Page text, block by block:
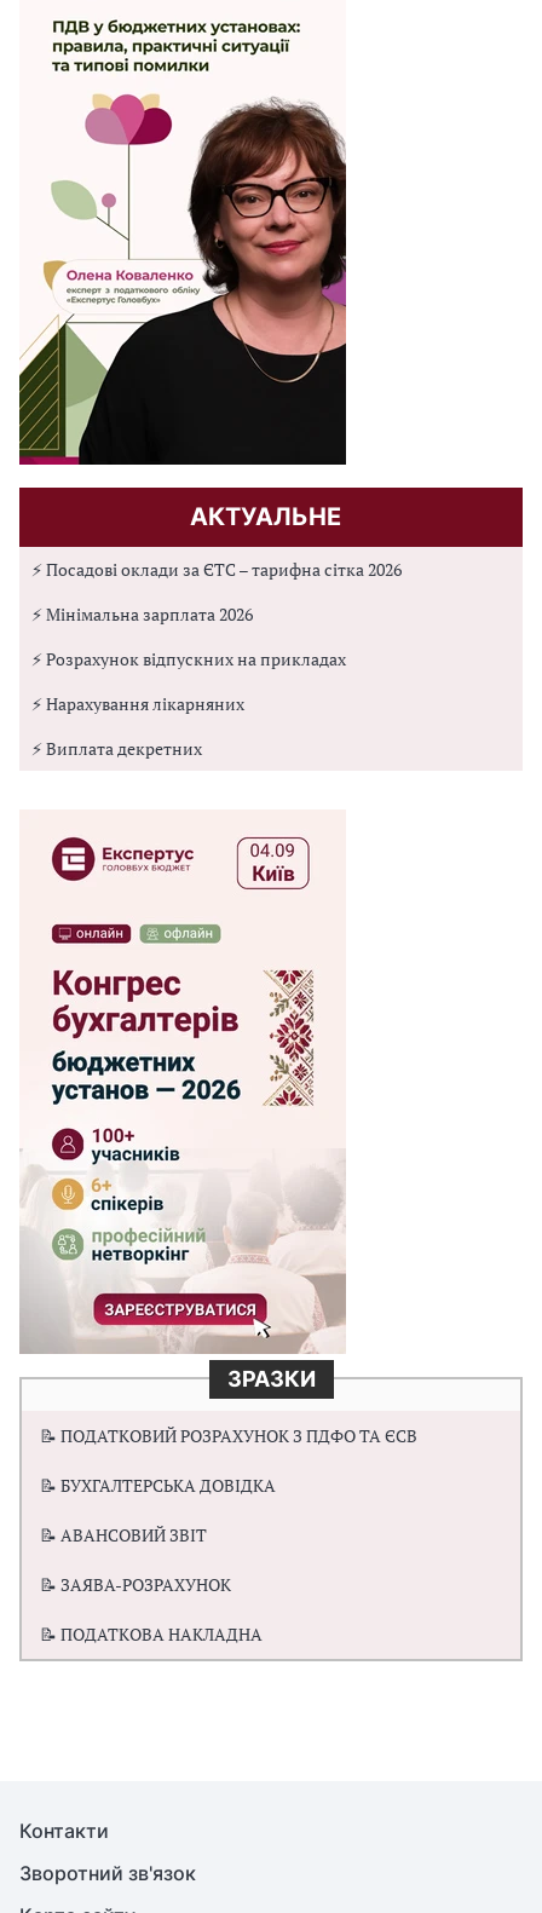
АКТУАЛЬНЕ
⚡ Посадові оклади за ЄТС – тарифна сітка 2026
⚡ Мінімальна зарплата 2026
⚡ Розрахунок відпускних на прикладах
⚡ Нарахування лікарняних
⚡ Виплата декретних
ЗРАЗКИ
📝 ПОДАТКОВИЙ РОЗРАХУНОК З ПДФО ТА ЄСВ
📝 БУХГАЛТЕРСЬКА ДОВІДКА
📝 АВАНСОВИЙ ЗВІТ
📝 ЗАЯВА-РОЗРАХУНОК
📝 ПОДАТКОВА НАКЛАДНА
Контакти
Зворотний зв'язок